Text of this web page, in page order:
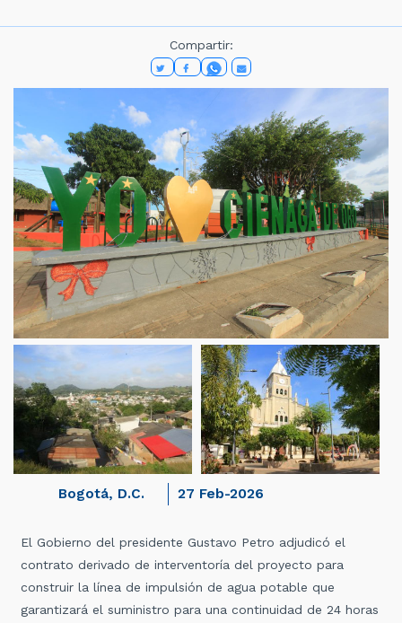
Compartir:
Bogotá, D.C. 27 Feb-2026
El Gobierno del presidente Gustavo Petro adjudicó el
contrato derivado de interventoría del proyecto para
construir la línea de impulsión de agua potable que
garantizará el suministro para una continuidad de 24 horas